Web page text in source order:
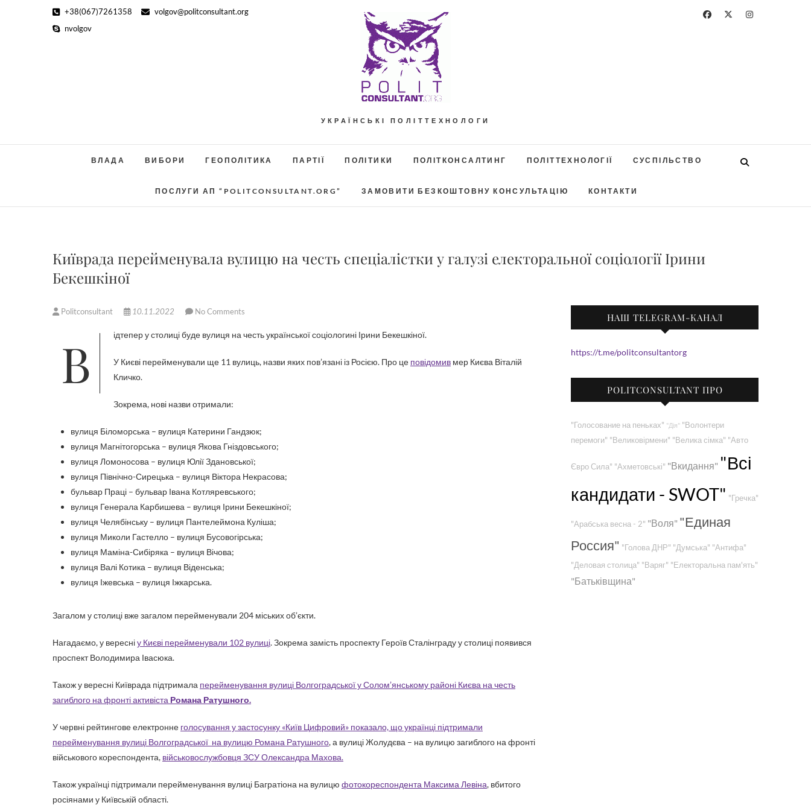
+38(067)7261358
volgov@politconsultant.org
nvolgov
УКРАЇНСЬКІ ПОЛІТТЕХНОЛОГИ
ВЛАДА ВИБОРИ ГЕОПОЛІТИКА ПАРТІЇ ПОЛІТИКИ ПОЛІТКОНСАЛТИНГ ПОЛІТТЕХНОЛОГІЇ СУСПІЛЬСТВО
ПОСЛУГИ АП “POLITCONSULTANT.ORG” ЗАМОВИТИ БЕЗКОШТОВНУ КОНСУЛЬТАЦІЮ КОНТАКТИ
Київрада перейменувала вулицю на честь спеціалістки у галузі електоральної соціології Ірини
Бекешкіної
Politconsultant 10.11.2022 No Comments
Відтепер у столиці буде вулиця на честь української соціологині Ірини Бекешкіної.
У Києві перейменували ще 11 вулиць, назви яких пов’язані із Росією. Про це повідомив мер Києва Віталій
Кличко.
Зокрема, нові назви отримали:
вулиця Біломорська – вулиця Катерини Гандзюк;
вулиця Магнітогорська – вулиця Якова Гніздовського;
вулиця Ломоносова – вулиця Юлії Здановської;
вулиця Північно-Сирецька – вулиця Віктора Некрасова;
бульвар Праці – бульвар Івана Котляревського;
вулиця Генерала Карбишева – вулиця Ірини Бекешкіної;
вулиця Челябінську – вулиця Пантелеймона Куліша;
вулиця Миколи Гастелло – вулиця Бусовогірська;
вулиця Маміна-Сибіряка – вулиця Вічова;
вулиця Валі Котика – вулиця Віденська;
вулиця Іжевська – вулиця Іжкарська.
Загалом у столиці вже загалом перейменували 204 міських об’єкти.
Нагадаємо, у вересніу Києві перейменували 102 вулиці. Зокрема замість проспекту Героїв Сталінграду у столиці появився
проспект Володимира Івасюка.
Також у вересні Київрада підтримала перейменування вулиці Волгоградської у Солом’янському районі Києва на честь
загиблого на фронті активіста Романа Ратушного.
У червні рейтингове електронне голосування у застосунку «Київ Цифровий» показало, що українці підтримали
перейменування вулиці Волгоградської на вулицю Романа Ратушного, а вулиці Жолудєва – на вулицю загиблого на фронті
військового кореспондента, військовослужбовця ЗСУ Олександра Махова.
Також українці підтримали перейменування вулиці Багратіона на вулицю фотокореспондента Максима Левіна, вбитого
росіянами у Київській області.
НАШ TELEGRAM-КАНАЛ
https://t.me/politconsultantorg
POLITCONSULTANT ПРО
"Голосование на пеньках" "Дія" "Волонтери
перемоги" "Великовірмени" "Велика сімка" "Авто
Євро Сила" "Ахметовські" "Вкидання" "Всі
кандидати - SWOT" "Гречка"
"Арабська весна - 2" "Воля" "Единая
Россия" "Голова ДНР" "Думська" "Антифа"
"Деловая столица" "Варяг" "Електоральна пам'ять"
"Батьківщина"